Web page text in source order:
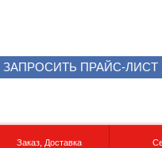
ЗАПРОСИТЬ ПРАЙС-ЛИСТ
Заказ, Доставка